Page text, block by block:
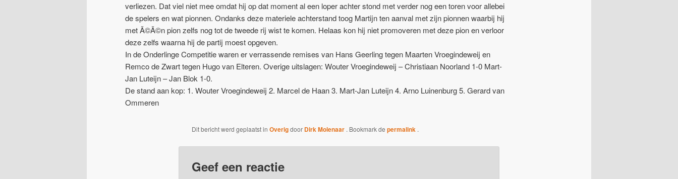
verliezen. Dat viel niet mee omdat hij op dat moment al een loper achter stond met verder nog een toren voor allebei
de spelers en wat pionnen. Ondanks deze materiele achterstand toog Martijn ten aanval met zijn pionnen waarbij hij
met Ã©Ã©n pion zelfs nog tot de tweede rij wist te komen. Helaas kon hij niet promoveren met deze pion en verloor
deze zelfs waarna hij de partij moest opgeven.
In de Onderlinge Competitie waren er verrassende remises van Hans Geerling tegen Maarten Vroegindeweij en
Remco de Zwart tegen Hugo van Elteren. Overige uitslagen: Wouter Vroegindeweij – Christiaan Noorland 1-0 Mart-
Jan Luteijn – Jan Blok 1-0.
De stand aan kop: 1. Wouter Vroegindeweij 2. Marcel de Haan 3. Mart-Jan Luteijn 4. Arno Luinenburg 5. Gerard van
Ommeren
Dit bericht werd geplaatst in Overigdoor Dirk Molenaar . Bookmark de permalink .
Geef een reactie